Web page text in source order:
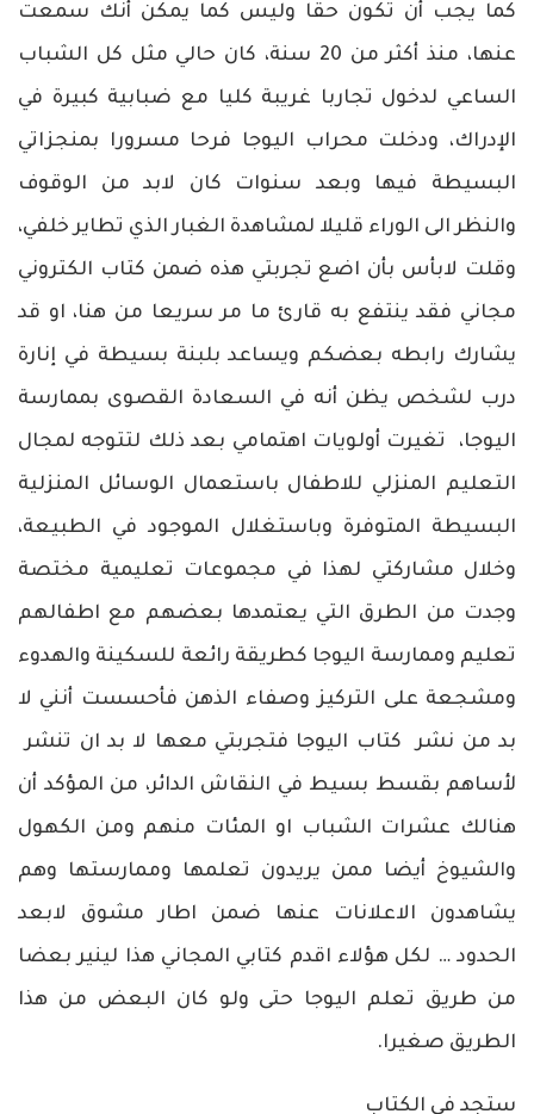
كما يجب أن تكون حقا وليس كما يمكن أنك سمعت
عنها، منذ أكثر من 20 سنة، كان حالي مثل كل الشباب
الساعي لدخول تجاربا غريبة كليا مع ضبابية كبيرة في
الإدراك، ودخلت محراب اليوجا فرحا مسرورا بمنجزاتي
البسيطة فيها وبعد سنوات كان لابد من الوقوف
والنظر الى الوراء قليلا لمشاهدة الغبار الذي تطاير خلفي،
وقلت لابأس بأن اضع تجربتي هذه ضمن كتاب الكتروني
مجاني فقد ينتفع به قارئ ما مر سريعا من هنا، او قد
يشارك رابطه بعضكم ويساعد بلبنة بسيطة في إنارة
درب لشخص يظن أنه في السعادة القصوى بممارسة
اليوجا، تغيرت أولويات اهتمامي بعد ذلك لتتوجه لمجال
التعليم المنزلي للاطفال باستعمال الوسائل المنزلية
البسيطة المتوفرة وباستغلال الموجود في الطبيعة،
وخلال مشاركتي لهذا في مجموعات تعليمية مختصة
وجدت من الطرق التي يعتمدها بعضهم مع اطفالهم
تعليم وممارسة اليوجا كطريقة رائعة للسكينة والهدوء
ومشجعة على التركيز وصفاء الذهن فأحسست أنني لا
بد من نشر كتاب اليوجا فتجربتي معها لا بد ان تنشر
لأساهم بقسط بسيط في النقاش الدائر، من المؤكد أن
هنالك عشرات الشباب او المئات منهم ومن الكهول
والشيوخ أيضا ممن يريدون تعلمها وممارستها وهم
يشاهدون الاعلانات عنها ضمن اطار مشوق لابعد
الحدود … لكل هؤلاء اقدم كتابي المجاني هذا لينير بعضا
من طريق تعلم اليوجا حتى ولو كان البعض من هذا
الطريق صغيرا.
ستجد في الكتاب